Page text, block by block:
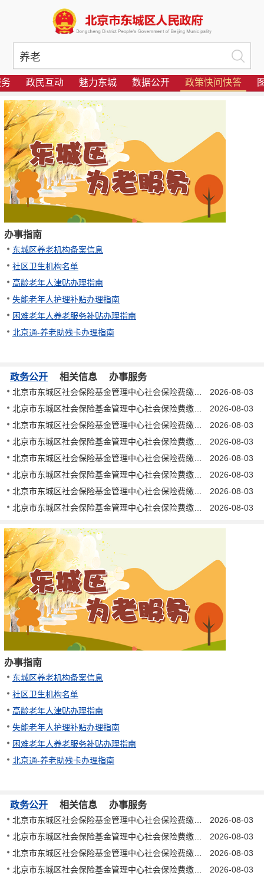
政民互动 魅力东城 数据公开 政策快问快答
办事指南
东城区养老机构备案信息
社区卫生机构名单
高龄老年人津贴办理指南
失能老年人护理补贴办理指南
困难老年人养老服务补贴办理指南
北京通-养老助残卡办理指南
政务公开 相关信息 办事服务
2026-08-03
北京市东城区社会保险基金管理中心社会保险费缴纳催告书 东社催字〔2026〕202号
2026-08-03
北京市东城区社会保险基金管理中心社会保险费缴纳催告书 东社催字〔2026〕201号
2026-08-03
北京市东城区社会保险基金管理中心社会保险费缴纳催告书 东社催字〔2026〕200号
2026-08-03
北京市东城区社会保险基金管理中心社会保险费缴纳催告书 东社催字〔2026〕199号
2026-08-03
北京市东城区社会保险基金管理中心社会保险费缴纳催告书 东社催字〔2026〕198号
2026-08-03
北京市东城区社会保险基金管理中心社会保险费缴纳催告书 东社催字〔2026〕197号
2026-08-03
北京市东城区社会保险基金管理中心社会保险费缴纳催告书 东社催字〔2026〕196号
2026-08-03
北京市东城区社会保险基金管理中心社会保险费缴纳催告书 东社催字〔2026〕195号
办事指南
东城区养老机构备案信息
社区卫生机构名单
高龄老年人津贴办理指南
失能老年人护理补贴办理指南
困难老年人养老服务补贴办理指南
北京通-养老助残卡办理指南
政务公开 相关信息 办事服务
2026-08-03
北京市东城区社会保险基金管理中心社会保险费缴纳催告书 东社催字〔2026〕202号
2026-08-03
北京市东城区社会保险基金管理中心社会保险费缴纳催告书 东社催字〔2026〕201号
2026-08-03
北京市东城区社会保险基金管理中心社会保险费缴纳催告书 东社催字〔2026〕200号
2026-08-03
北京市东城区社会保险基金管理中心社会保险费缴纳催告书 东社催字〔2026〕199号